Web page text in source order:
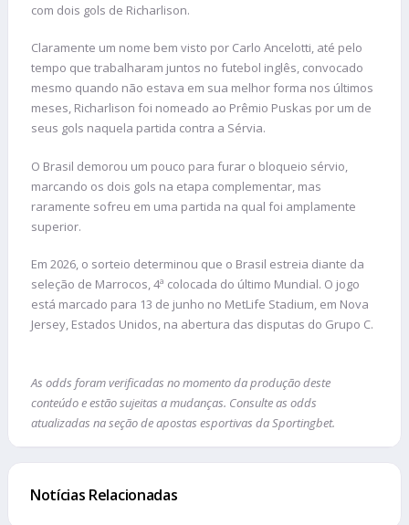
com dois gols de Richarlison.
Claramente um nome bem visto por Carlo Ancelotti, até pelo
tempo que trabalharam juntos no futebol inglês, convocado
mesmo quando não estava em sua melhor forma nos últimos
meses, Richarlison foi nomeado ao Prêmio Puskas por um de
seus gols naquela partida contra a Sérvia.
O Brasil demorou um pouco para furar o bloqueio sérvio,
marcando os dois gols na etapa complementar, mas
raramente sofreu em uma partida na qual foi amplamente
superior.
Em 2026, o sorteio determinou que o Brasil estreia diante da
seleção de Marrocos, 4ª colocada do último Mundial. O jogo
está marcado para 13 de junho no MetLife Stadium, em Nova
Jersey, Estados Unidos, na abertura das disputas do Grupo C.
As odds foram verificadas no momento da produção deste
conteúdo e estão sujeitas a mudanças. Consulte as odds
atualizadas na seção de apostas esportivas da Sportingbet.
Notícias Relacionadas